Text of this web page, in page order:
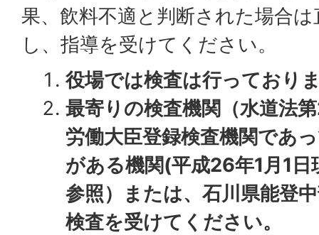
果、飲料不適と判断された場合
し、指導を受けてください。
役場では検査は行っており
最寄りの検査機関（水道法
労働大臣登録検査機関であ
がある機関(平成26年1月1
参照）または、石川県能登
検査を受けてください。